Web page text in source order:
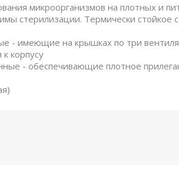
микроорганизмов на плотных и
стерилизации. Термически стойкое
- имеющие на крышках по три
корпусу
- обеспечивающие плотное